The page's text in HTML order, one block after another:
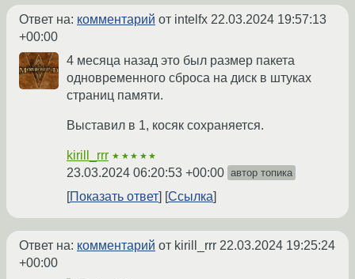
Ответ на: комментарий от intelfx 22.03.2024 19:57:13
+00:00
4 месяца назад это был размер пакета
одновременного сброса на диск в штуках
страниц памяти.
Выставил в 1, косяк сохраняется.
kirill_rrr ★★★★★
23.03.2024 06:20:53 +00:00 автор топика
Показать ответ Ссылка
Ответ на: комментарий от kirill_rrr 22.03.2024 19:25:24
+00:00